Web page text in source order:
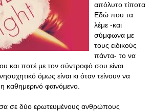
απόλυτο τίποτα
Εδώ που τα
λέμε -και
σύμφωνα με
τους ειδικούς
πάντα- το να
και ποτέ με τον σύντροφό σου είναι
όμως είναι κι όταν τείνουν να
καθημερινό φαινόμενο.
σε δύο ερωτευμένους ανθρώπους